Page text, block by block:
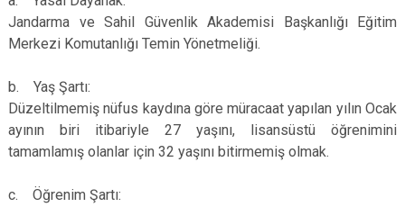
Jandarma ve Sahil Güvenlik Akademisi Başkanlığı Eğitim
Merkezi Komutanlığı Temin Yönetmeliği.
b. Yaş Şartı:
Düzeltilmemiş nüfus kaydına göre müracaat yapılan yılın Ocak
ayının biri itibariyle 27 yaşını, lisansüstü öğrenimini
tamamlamış olanlar için 32 yaşını bitirmemiş olmak.
c. Öğrenim Şartı: